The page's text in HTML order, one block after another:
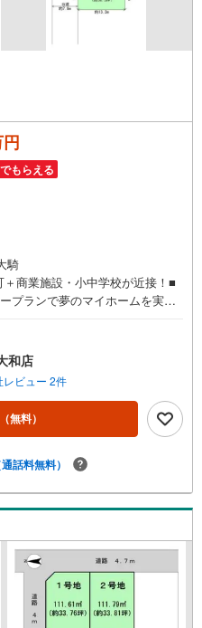
もらえる
騎
商業施設・小中学校が近接！■
プランで夢のマイホームを実
学可！・今から見たい！という
◇住宅ローンもお任せくださ
地方銀行・都市銀行・信用金
％～（審査内容により異な
不動産キャンペーン対象店舗 ◇◇
だくとPayPayボーナスライトが
らう」「見学予約をする」から
い。-----------------------------
和店
レビュー 2件
（無料）
通話料無料）